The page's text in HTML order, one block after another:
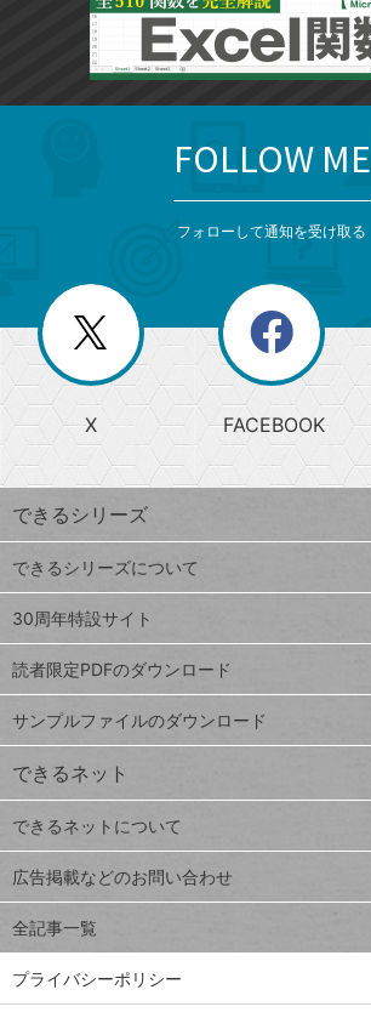
じ
る
search
検
索
上
昇
ワ
ー
ド
Google
スプレ
ッドシ
ート
iPhone
VLOOKUP
close
閉じ
る
閉
じ
る
ー
か
ら
探
す
ト
ッ
プ
ペ
ジ
連載
Excel Q&A
トイアンナ流仕
事術
PowerAutomate
ではじめる業務
の完全自動化
FOLLOW ME
フォローして通知を受け取る
X FACEBOOK
できるシリーズ
できるシリーズについて
30周年特設サイト
読者限定PDFのダウンロード
サンプルファイルのダウンロード
できるネット
できるネットについて
広告掲載などのお問い合わせ
全記事一覧
プライバシーポリシー